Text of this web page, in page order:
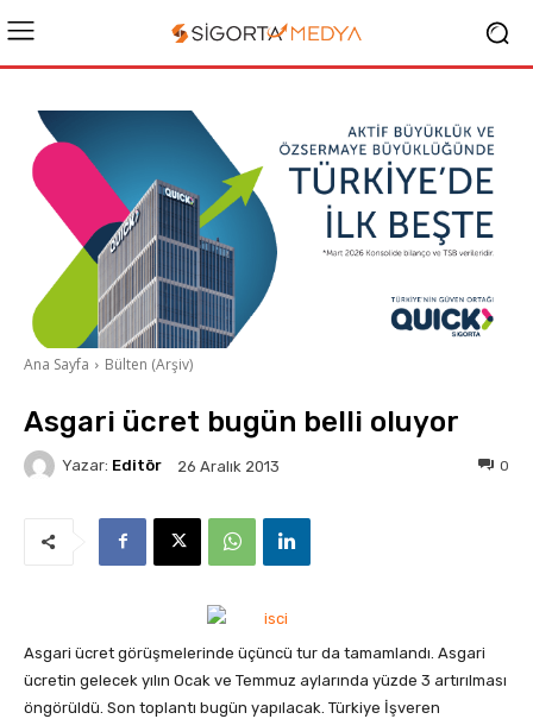
Ana Sayfa Bülten (Arşiv)
Asgari ücret bugün belli oluyor
Yazar: Editör 26 Aralık 2013 0
Asgari ücret görüşmelerinde üçüncü tur da tamamlandı. Asgari
ücretin gelecek yılın Ocak ve Temmuz aylarında yüzde 3 artırılması
öngörüldü. Son toplantı bugün yapılacak. Türkiye İşveren